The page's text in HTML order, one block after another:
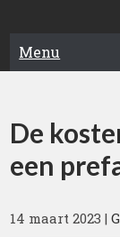
Menu
De
een
14 maart 2023 |